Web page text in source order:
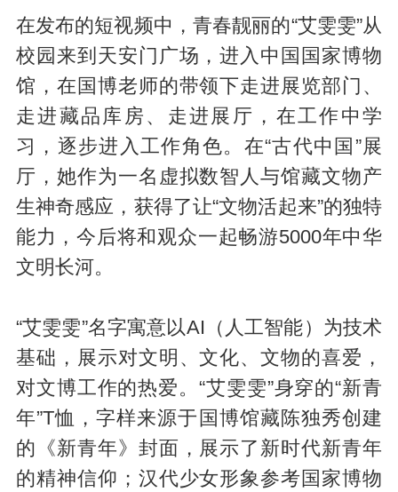
在发布的短视频中，青春靓丽的“艾雯雯”从
校园来到天安门广场，进入中国国家博物
馆，在国博老师的带领下走进展览部门、
走进藏品库房、走进展厅，在工作中学
习，逐步进入工作角色。在“古代中国”展
厅，她作为一名虚拟数智人与馆藏文物产
生神奇感应，获得了让“文物活起来”的独特
能力，今后将和观众一起畅游5000年中华
文明长河。
“艾雯雯”名字寓意以AI（人工智能）为技术
基础，展示对文明、文化、文物的喜爱，
对文博工作的热爱。“艾雯雯”身穿的“新青
年”T恤，字样来源于国博馆藏陈独秀创建
的《新青年》封面，展示了新时代新青年
的精神信仰；汉代少女形象参考国家博物